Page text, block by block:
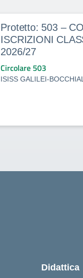
Protetto: 503 –
ISCRIZIONI
2026/27
Circolare 503
ISISS GALILEI-
Didattica